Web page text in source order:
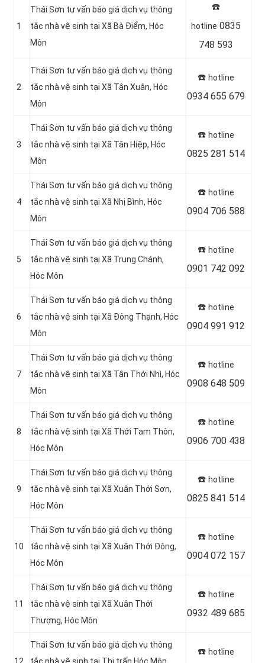
1
Thái Sơn tư vấn báo giá dịch vụ thông
tắc nhà vệ sinh tại Xã Bà Điểm, Hóc
Môn
☎️
hotline 0835
748 593
2
Thái Sơn tư vấn báo giá dịch vụ thông
tắc nhà vệ sinh tại Xã Tân Xuân, Hóc
Môn
☎️ hotline
0934 655 679
3
Thái Sơn tư vấn báo giá dịch vụ thông
tắc nhà vệ sinh tại Xã Tân Hiệp, Hóc
Môn
☎️ hotline
0825 281 514
4
Thái Sơn tư vấn báo giá dịch vụ thông
tắc nhà vệ sinh tại Xã Nhị Bình, Hóc
Môn
☎️ hotline
0904 706 588
5
Thái Sơn tư vấn báo giá dịch vụ thông
tắc nhà vệ sinh tại Xã Trung Chánh,
Hóc Môn
☎️ hotline
0901 742 092
6
Thái Sơn tư vấn báo giá dịch vụ thông
tắc nhà vệ sinh tại Xã Đông Thạnh, Hóc
Môn
☎️ hotline
0904 991 912
7
Thái Sơn tư vấn báo giá dịch vụ thông
tắc nhà vệ sinh tại Xã Tân Thới Nhì, Hóc
Môn
☎️ hotline
0908 648 509
8
Thái Sơn tư vấn báo giá dịch vụ thông
tắc nhà vệ sinh tại Xã Thới Tam Thôn,
Hóc Môn
☎️ hotline
0906 700 438
9
Thái Sơn tư vấn báo giá dịch vụ thông
tắc nhà vệ sinh tại Xã Xuân Thới Sơn,
Hóc Môn
☎️ hotline
0825 841 514
10
Thái Sơn tư vấn báo giá dịch vụ thông
tắc nhà vệ sinh tại Xã Xuân Thới Đông,
Hóc Môn
☎️ hotline
0904 072 157
11
Thái Sơn tư vấn báo giá dịch vụ thông
tắc nhà vệ sinh tại Xã Xuân Thới
Thượng, Hóc Môn
☎️ hotline
0932 489 685
Thái Sơn tư vấn báo giá dịch vụ thông
☎️ hotline